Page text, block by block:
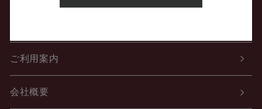
ご利用案内
会社概要